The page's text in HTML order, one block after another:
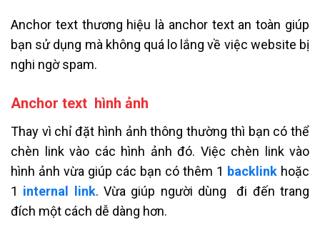
Anchor text thương hiệu là anchor text an toàn giúp
bạn sử dụng mà không quá lo lắng về việc website bị
nghi ngờ spam.
Anchor text hình ảnh
Thay vì chỉ đặt hình ảnh thông thường thì bạn có thể
chèn link vào các hình ảnh đó. Việc chèn link vào
hình ảnh vừa giúp các bạn có thêm 1 backlink hoặc
1 internal link. Vừa giúp người dùng đi đến trang
đích một cách dễ dàng hơn.